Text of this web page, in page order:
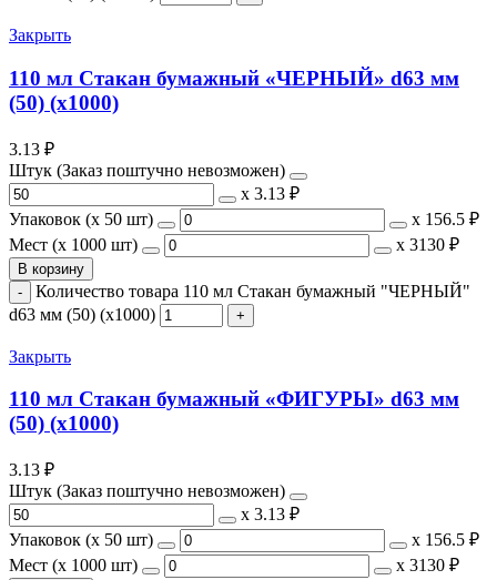
Закрыть
110 мл Стакан бумажный «ЧЕРНЫЙ» d63 мм
(50) (х1000)
3.13 ₽
Штук (Заказ поштучно невозможен)
х 3.13 ₽
Упаковок (x 50 шт)
х 156.5 ₽
Мест (x 1000 шт)
х 3130 ₽
В корзину
Количество товара 110 мл Стакан бумажный "ЧЕРНЫЙ"
d63 мм (50) (х1000)
Закрыть
110 мл Стакан бумажный «ФИГУРЫ» d63 мм
(50) (х1000)
3.13 ₽
Штук (Заказ поштучно невозможен)
х 3.13 ₽
Упаковок (x 50 шт)
х 156.5 ₽
Мест (x 1000 шт)
х 3130 ₽